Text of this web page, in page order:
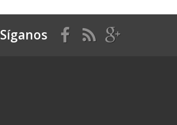
Síganos